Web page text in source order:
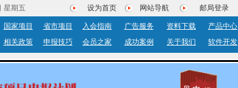
星期五 设为首页 网站导航 邮局登录
国家项目 省市项目 入会指南 广告服务 资料下载
产品中心
相关政策 申报技巧 会员之家 成功案例 关于我们 软件开发